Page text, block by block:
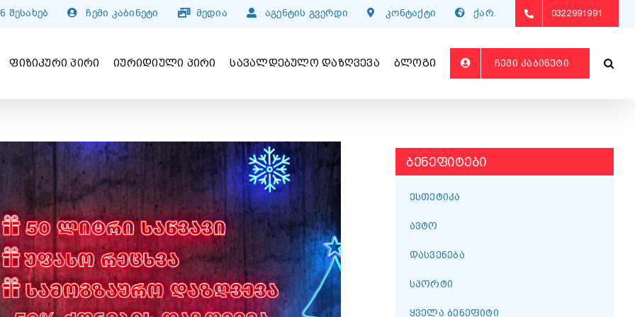
შესახებ ჩემი კაბინეტი მედია აგენტის გვერდი კონტაქტი ქარ. 0322991991
ᲤᲘᲖᲘᲙᲣᲠᲘ ᲞᲘᲠᲘ ᲘᲣᲠᲘᲓᲘᲣᲚᲘ ᲞᲘᲠᲘ ᲡᲐᲕᲐᲚᲓᲔᲑᲣᲚᲝ ᲓᲐᲖᲦᲕᲔᲕᲐ ᲑᲚᲝᲒᲘ ᲩᲔᲛᲘ ᲙᲐᲑᲘᲜᲔᲢᲘ
ᲑᲔᲜᲔᲤᲘᲢᲔᲑᲘ
ᲔᲡᲗᲔᲢᲘᲙᲐ
ᲐᲕᲢᲝ
ᲓᲐᲡᲕᲔᲜᲔᲑᲐ
ᲡᲞᲝᲠᲢᲘ
ᲧᲕᲔᲚᲐ ᲑᲔᲜᲔᲤᲘᲢᲘ